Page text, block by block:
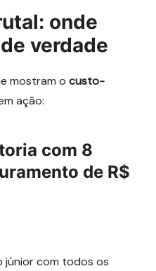
onde
verdade
mostram ocusto-
ação:
com 8
de R$
júnior com todos os